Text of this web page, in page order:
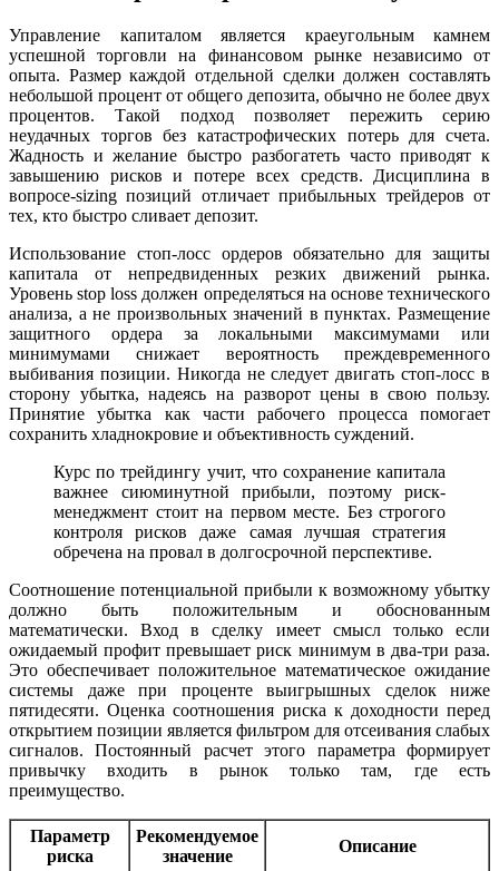
Управление капиталом является краеугольным камнем
успешной торговли на финансовом рынке независимо от
опыта. Размер каждой отдельной сделки должен составлять
небольшой процент от общего депозита, обычно не более двух
процентов. Такой подход позволяет пережить серию
неудачных торгов без катастрофических потерь для счета.
Жадность и желание быстро разбогатеть часто приводят к
завышению рисков и потере всех средств. Дисциплина в
вопросе-sizing позиций отличает прибыльных трейдеров от
тех, кто быстро сливает депозит.
Использование стоп-лосс ордеров обязательно для защиты
капитала от непредвиденных резких движений рынка.
Уровень stop loss должен определяться на основе технического
анализа, а не произвольных значений в пунктах. Размещение
защитного ордера за локальными максимумами или
минимумами снижает вероятность преждевременного
выбивания позиции. Никогда не следует двигать стоп-лосс в
сторону убытка, надеясь на разворот цены в свою пользу.
Принятие убытка как части рабочего процесса помогает
сохранить хладнокровие и объективность суждений.
Курс по трейдингу учит, что сохранение капитала
важнее сиюминутной прибыли, поэтому риск-
менеджмент стоит на первом месте. Без строгого
контроля рисков даже самая лучшая стратегия
обречена на провал в долгосрочной перспективе.
Соотношение потенциальной прибыли к возможному убытку
должно быть положительным и обоснованным
математически. Вход в сделку имеет смысл только если
ожидаемый профит превышает риск минимум в два-три раза.
Это обеспечивает положительное математическое ожидание
системы даже при проценте выигрышных сделок ниже
пятидесяти. Оценка соотношения риска к доходности перед
открытием позиции является фильтром для отсеивания слабых
сигналов. Постоянный расчет этого параметра формирует
привычку входить в рынок только там, где есть
преимущество.
Параметр
риска
Рекомендуемое
значение
Описание